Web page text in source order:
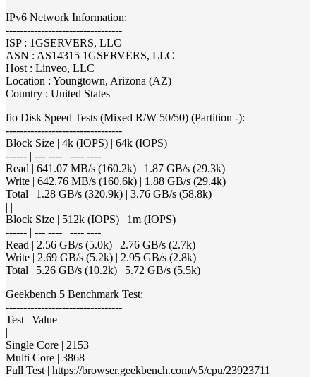
IPv6 Network Information:
---------------------------------
ISP : 1GSERVERS, LLC
ASN : AS14315 1GSERVERS, LLC
Host : Linveo, LLC
Location : Youngtown, Arizona (AZ)
Country : United States
fio Disk Speed Tests (Mixed R/W 50/50) (Partition -):
---------------------------------
Block Size | 4k (IOPS) | 64k (IOPS)
------ | --- ---- | ---- ----
Read | 641.07 MB/s (160.2k) | 1.87 GB/s (29.3k)
Write | 642.76 MB/s (160.6k) | 1.88 GB/s (29.4k)
Total | 1.28 GB/s (320.9k) | 3.76 GB/s (58.8k)
| |
Block Size | 512k (IOPS) | 1m (IOPS)
------ | --- ---- | ---- ----
Read | 2.56 GB/s (5.0k) | 2.76 GB/s (2.7k)
Write | 2.69 GB/s (5.2k) | 2.95 GB/s (2.8k)
Total | 5.26 GB/s (10.2k) | 5.72 GB/s (5.5k)
Geekbench 5 Benchmark Test:
---------------------------------
Test | Value
|
Single Core | 2153
Multi Core | 3868
Full Test | https://browser.geekbench.com/v5/cpu/23923711